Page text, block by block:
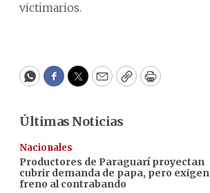
victimarios.
WhatsApp
Facebook
Twitter
EmailCopyPrint
Últimas Noticias
Nacionales
Productores de Paraguarí proyectan
cubrir demanda de papa, pero exigen
freno al contrabando